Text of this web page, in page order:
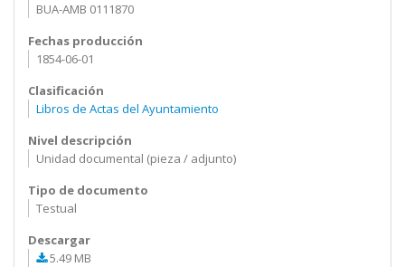
BUA-AMB 0111870
Fechas producción
1854-06-01
Clasificación
Libros de Actas del Ayuntamiento
Nivel descripción
Unidad documental (pieza / adjunto)
Tipo de documento
Testual
Descargar
5.49 MB